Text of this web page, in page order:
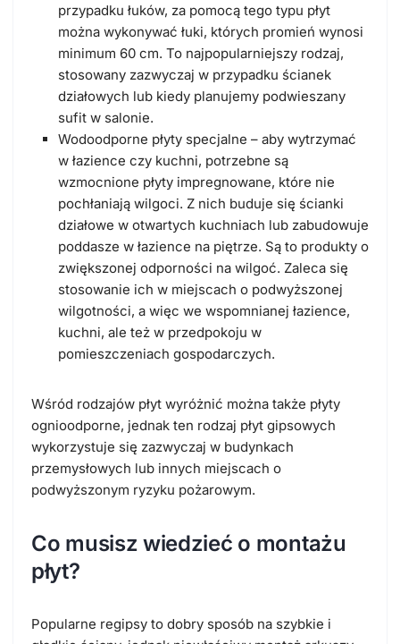
przypadku łuków, za pomocą tego typu płyt
można wykonywać łuki, których promień wynosi
minimum 60 cm. To najpopularniejszy rodzaj,
stosowany zazwyczaj w przypadku ścianek
działowych lub kiedy planujemy podwieszany
sufit w salonie.
Wodoodporne płyty specjalne – aby wytrzymać
w łazience czy kuchni, potrzebne są
wzmocnione płyty impregnowane, które nie
pochłaniają wilgoci. Z nich buduje się ścianki
działowe w otwartych kuchniach lub zabudowuje
poddasze w łazience na piętrze. Są to produkty o
zwiększonej odporności na wilgoć. Zaleca się
stosowanie ich w miejscach o podwyższonej
wilgotności, a więc we wspomnianej łazience,
kuchni, ale też w przedpokoju w
pomieszczeniach gospodarczych.
Wśród rodzajów płyt wyróżnić można także płyty
ognioodporne, jednak ten rodzaj płyt gipsowych
wykorzystuje się zazwyczaj w budynkach
przemysłowych lub innych miejscach o
podwyższonym ryzyku pożarowym.
Co musisz wiedzieć o montażu
płyt?
Popularne regipsy to dobry sposób na szybkie i